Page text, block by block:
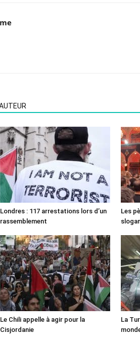
Londres : 117 arrestations lors d’un
rassemblement
Les
Le Chili appelle à agir pour la
Cisjordanie
La